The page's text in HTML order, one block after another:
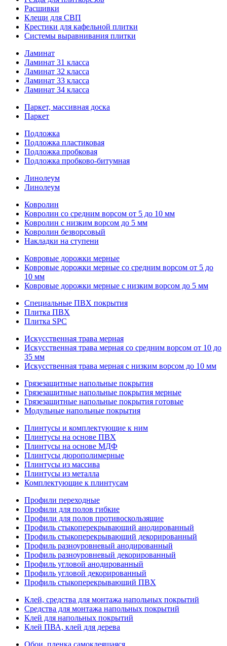
Расшивки
Клещи для СВП
Крестики для кафельной плитки
Системы выравнивания плитки
Ламинат
Ламинат 31 класса
Ламинат 32 класса
Ламинат 33 класса
Ламинат 34 класса
Паркет, массивная доска
Паркет
Подложка
Подложка пластиковая
Подложка пробковая
Подложка пробково-битумная
Линолеум
Линолеум
Ковролин
Ковролин со средним ворсом от 5 до 10 мм
Ковролин с низким ворсом до 5 мм
Ковролин безворсовый
Накладки на ступени
Ковровые дорожки мерные
Ковровые дорожки мерные со средним ворсом от 5 до
10 мм
Ковровые дорожки мерные с низким ворсом до 5 мм
Специальные ПВХ покрытия
Плитка ПВХ
Плитка SPC
Искуccтвенная трава мерная
Искусственная трава мерная со средним ворсом от 10 до
35 мм
Искусственная трава мерная с низким ворсом до 10 мм
Грязезащитные напольные покрытия
Грязезащитные напольные покрытия мерные
Грязезащитные напольные покрытия готовые
Модульные напольные покрытия
Плинтусы и комплектующие к ним
Плинтусы на основе ПВХ
Плинтусы на основе МДФ
Плинтусы дюрополимерные
Плинтусы из массива
Плинтусы из металла
Комплектующие к плинтусам
Профили переходные
Профили для полов гибкие
Профили для полов противоскользящие
Профиль стыкоперекрывающий анодированный
Профиль стыкоперекрывающий декорированный
Профиль разноуровневый анодированный
Профиль разноуровневый декорированный
Профиль угловой анодированный
Профиль угловой декорированный
Профиль стыкоперекрывающий ПВХ
Клей, средства для монтажа напольных покрытий
Средства для монтажа напольных покрытий
Клей для напольных покрытий
Клей ПВА, клей для дерева
Обои, пленка самоклеящаяся